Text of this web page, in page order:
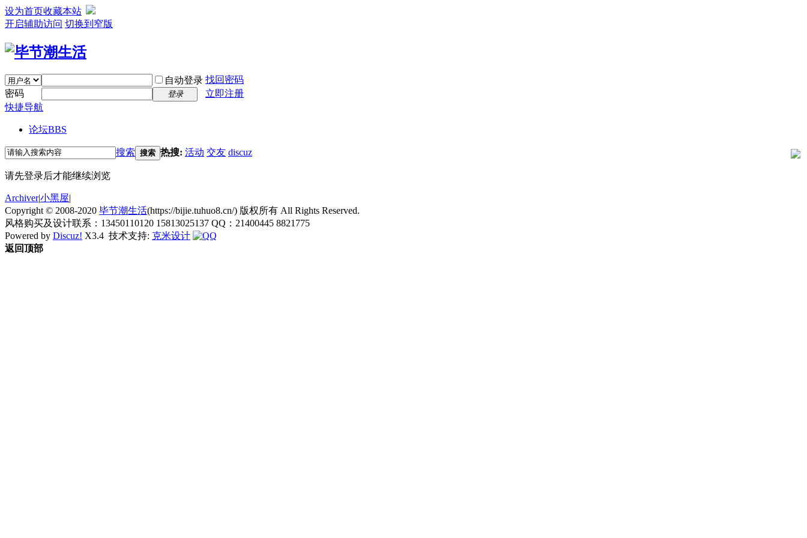
设为首页收藏本站
开启辅助访问 切换到窄版
自动登录 找回密码
密码
登录
立即注册
快捷导航
论坛BBS
搜索 搜索 热搜: 活动 交友 discuz
请先登录后才能继续浏览
Archiver|小黑屋|
Copyright © 2008-2020 毕节潮生活(https://bijie.tuhuo8.cn/) 版权所有 All Rights Reserved.
风格购买及设计联系：13450110120 15813025137 QQ：21400445 8821775
Powered by Discuz! X3.4 技术支持: 克米设计
返回顶部